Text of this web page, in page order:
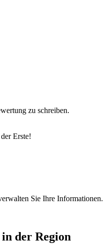
zu schreiben.
Erste!
Sie Ihre Informationen.
in der Region